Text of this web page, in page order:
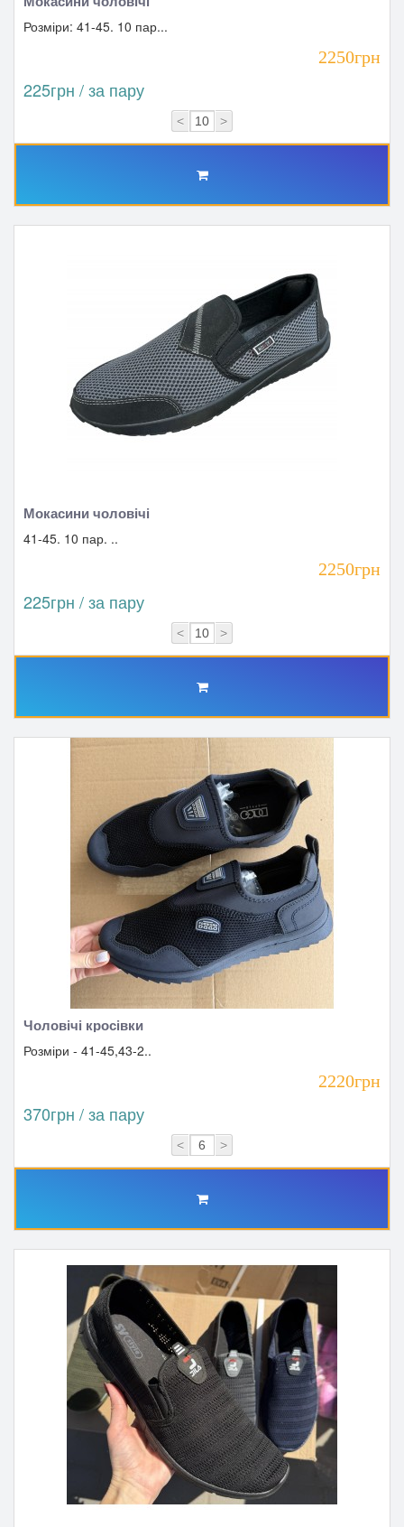
Розміри: 41-45. 10 пар...
2250грн
225грн / за пару
< >
Мокасини чоловічі
41-45. 10 пар. ..
2250грн
225грн / за пару
< >
Чоловічі кросівки
Розміри - 41-45,43-2..
2220грн
370грн / за пару
< >